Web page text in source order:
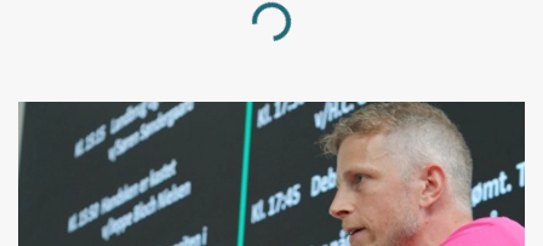
Loading...